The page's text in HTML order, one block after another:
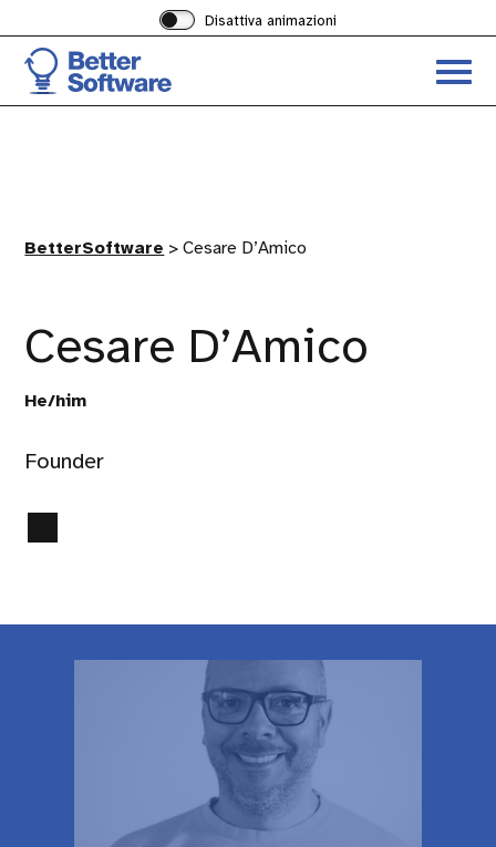
Disattiva animazioni
Accedi
menu
BetterSoftware >Cesare D’Amico
Cesare D’Amico
He/him
Founder